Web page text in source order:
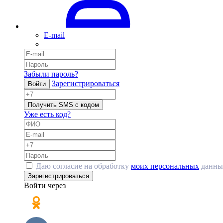
E-mail
Забыли пароль?
Войти Зарегистрироваться
Получить SMS с кодом
Уже есть код?
Даю согласие на обработку моих персональных
Зарегистрироваться
Войти через